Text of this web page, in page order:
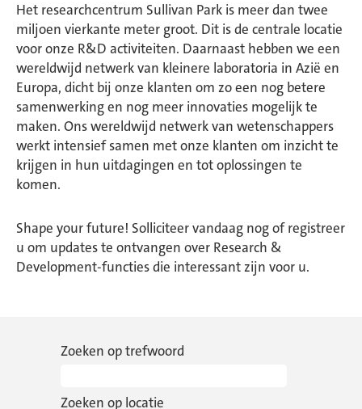
Het researchcentrum Sullivan Park is meer dan twee
miljoen vierkante meter groot. Dit is de centrale locatie
voor onze R&D activiteiten. Daarnaast hebben we een
wereldwijd netwerk van kleinere laboratoria in Azië en
Europa, dicht bij onze klanten om zo een nog betere
samenwerking en nog meer innovaties mogelijk te
maken. Ons wereldwijd netwerk van wetenschappers
werkt intensief samen met onze klanten om inzicht te
krijgen in hun uitdagingen en tot oplossingen te
komen.
Shape your future! Solliciteer vandaag nog of registreer
u om updates te ontvangen over Research &
Development-functies die interessant zijn voor u.
Zoeken op trefwoord
Zoeken op locatie